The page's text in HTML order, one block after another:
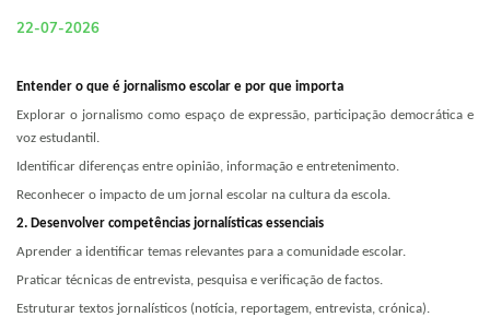
22-07-2026
Entender o que é jornalismo escolar e por que importa
Explorar o jornalismo como espaço de expressão, participação democrática e
voz estudantil.
Identificar diferenças entre opinião, informação e entretenimento.
Reconhecer o impacto de um jornal escolar na cultura da escola.
2. Desenvolver competências jornalísticas essenciais
Aprender a identificar temas relevantes para a comunidade escolar.
Praticar técnicas de entrevista, pesquisa e verificação de factos.
Estruturar textos jornalísticos (notícia, reportagem, entrevista, crónica).